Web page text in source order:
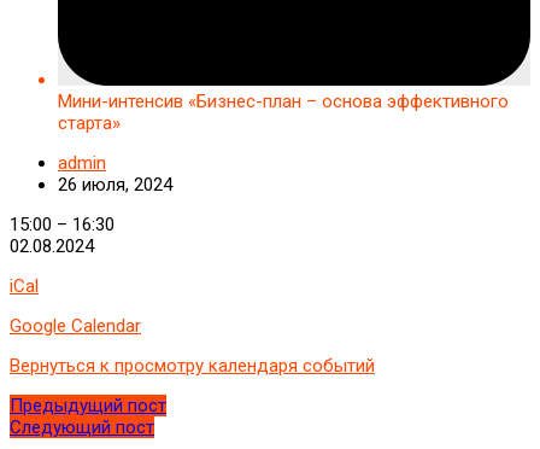
Мини-интенсив «Бизнес-план – основа эффективного
старта»
admin
26 июля, 2024
Мини-
интенсив
план
основа
эффективного
старта»
15:00 – 16:30
02.08.2024
iCal
Google Calendar
Вернуться к просмотру календаря событий
Предыдущий пост
Следующий пост